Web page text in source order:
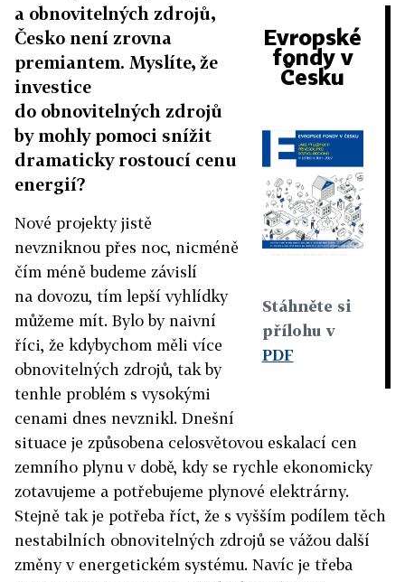
Evropské
fondy v
Česku
Stáhněte si
přílohu v
PDF
a obnovitelných zdrojů,
Česko není zrovna
premiantem. Myslíte, že
investice
do obnovitelných zdrojů
by mohly pomoci snížit
dramaticky rostoucí cenu
energií?
Nové projekty jistě
nevzniknou přes noc, nicméně
čím méně budeme závislí
na dovozu, tím lepší vyhlídky
můžeme mít. Bylo by naivní
říci, že kdybychom měli více
obnovitelných zdrojů, tak by
tenhle problém s vysokými
cenami dnes nevznikl. Dnešní
situace je způsobena celosvětovou eskalací cen
zemního plynu v době, kdy se rychle ekonomicky
zotavujeme a potřebujeme plynové elektrárny.
Stejně tak je potřeba říct, že s vyšším podílem těch
nestabilních obnovitelných zdrojů se vážou další
změny v energetickém systému. Navíc je třeba